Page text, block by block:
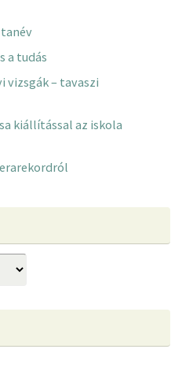
a tudás
vizsgák – tavaszi
kiállítással az iskola